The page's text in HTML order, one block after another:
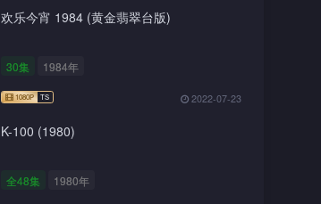
欢乐今宵 1984 (黄金翡翠台版)
30集 1984年
2022-07-23
K-100 (1980)
全48集 1980年